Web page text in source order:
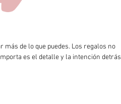
más de lo que puedes. Los regalos no
es el detalle y la intención detrás